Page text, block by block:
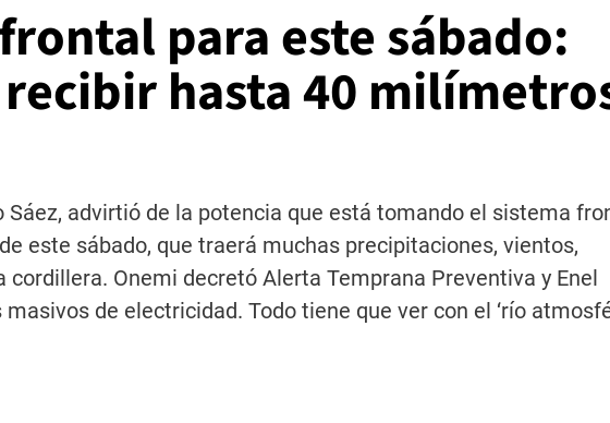
para este sábado:
hasta 40
Sáez, advirtió de la potencia que está tomando el sistema
este sábado, que traerá muchas precipitaciones, vientos,
Onemi decretó Alerta Temprana Preventiva y Enel
de electricidad. Todo tiene que ver con el ‘río